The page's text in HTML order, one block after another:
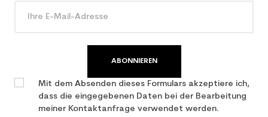
ABONNIEREN
Mit dem Absenden dieses Formulars akzeptiere ich,
dass die eingegebenen Daten bei der Bearbeitung
meiner Kontaktanfrage verwendet werden.